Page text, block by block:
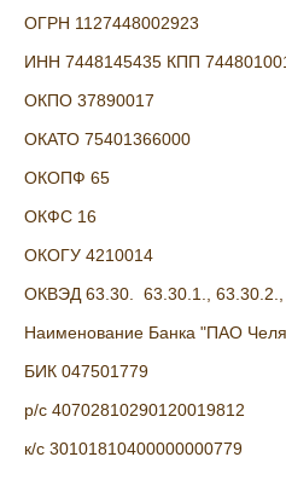
ОГРН 1127448002923
ИНН 7448145435 КПП
ОКПО 37890017
ОКАТО 75401366000
ОКОПФ 65
ОКФС 16
ОКОГУ 4210014
ОКВЭД 63.30. 63.30.1., 63.30.2.,
Наименование Банка "ПАО
БИК 047501779
р/с 40702810290120019812
к/с 30101810400000000779